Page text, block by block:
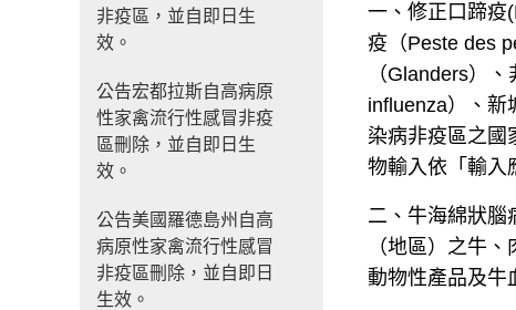
非疫區，並自即日生
效。
公告宏都拉斯自高病原
性家禽流行性感冒非疫
區刪除，並自即日生
效。
公告美國羅德島州自高
病原性家禽流行性感冒
非疫區刪除，並自即日
生效。
一、修正口蹄疫
疫（Peste des
（Glanders）、
influenza）、新
染病非疫區之國
物輸入依「輸入
二、牛海綿狀腦
（地區）之牛
動物性產品及牛